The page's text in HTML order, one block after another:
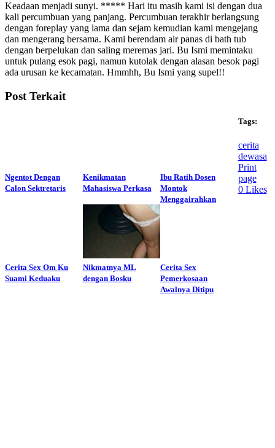
Post Terkait
Ngentot Dengan
Calon Sektretaris
Kenikmatan
Mahasiswa Perkasa
Ibu Ratih Dosen
Montok
Menggairahkan
Cerita Sex Om Ku
Suami Keduaku
Nikmatnya ML
dengan Bosku
Cerita Sex
Pemerkosaan
Awalnya Ditipu
Tags:
cerita
dewasa
Print
page
0Likes